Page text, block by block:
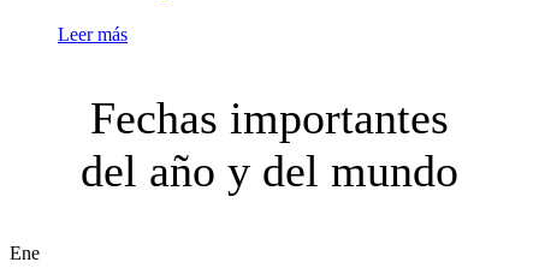
Leer más
Fechas importantes
del año y del mundo
Ene